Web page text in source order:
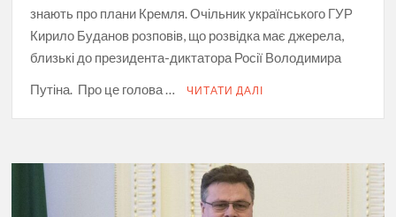
знають про плани Кремля. Очільник українського ГУР
Кирило Буданов розповів, що розвідка має джерела,
близькі до президента-диктатора Росії Володимира
Путіна. Про це голова …
ЧИТАТИ ДАЛІ